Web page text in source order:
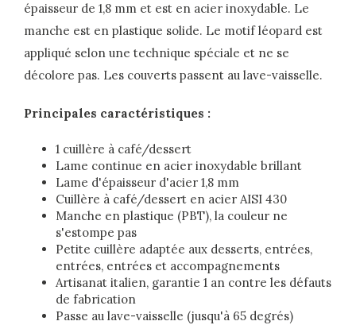
épaisseur de 1,8 mm et est en acier inoxydable. Le
manche est en plastique solide. Le motif léopard est
appliqué selon une technique spéciale et ne se
décolore pas. Les couverts passent au lave-vaisselle.
Principales caractéristiques :
1 cuillère à café/dessert
Lame continue en acier inoxydable brillant
Lame d'épaisseur d'acier 1,8 mm
Cuillère à café/dessert en acier AISI 430
Manche en plastique (PBT), la couleur ne
s'estompe pas
Petite cuillère adaptée aux desserts, entrées,
entrées, entrées et accompagnements
Artisanat italien, garantie 1 an contre les défauts
de fabrication
Passe au lave-vaisselle (jusqu'à 65 degrés)